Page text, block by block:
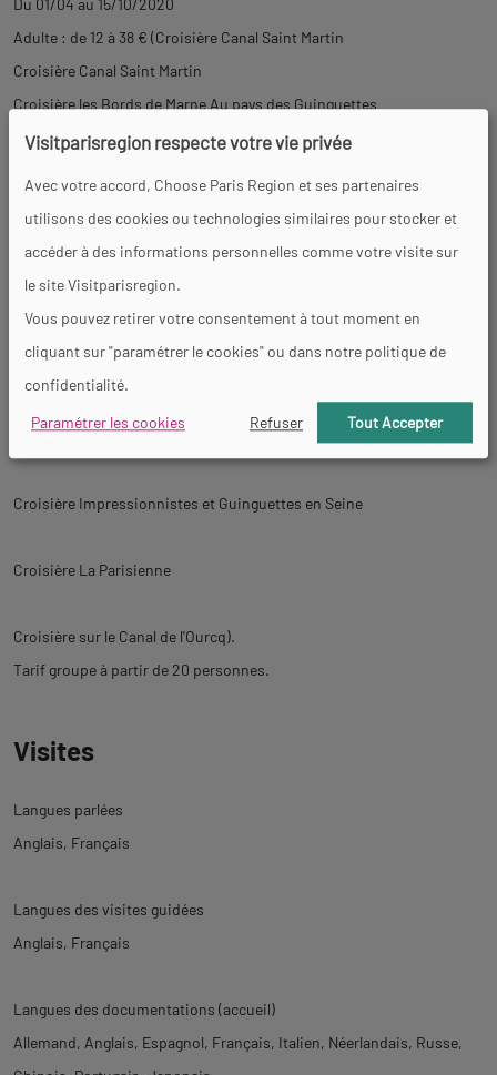
Du 01/04 au 15/10/2020
Adulte : de 12 à 38 € (Croisière Canal Saint Martin
Croisière Canal Saint Martin
Croisière les Bords de Marne Au pays des Guinguettes
Croisière les Bords de Marne Au pays des Guinguettes
Croisière Impressionnistes et Guinguettes en Seine
Croisière La Parisienne
Croisière sur le Canal de l'Ourcq).
Tarif groupe à partir de 20 personnes.
Visites
Langues parlées
Anglais Français
Langues des visites guidées
Anglais Français
Langues des documentations (accueil)
Allemand Anglais Espagnol Français Italien Néerlandais Russe
Visitparisregion respecte votre vie privée
Avec votre accord, Choose Paris Region et ses partenaires
utilisons des cookies ou technologies similaires pour stocker et
accéder à des informations personnelles comme votre visite sur
le site Visitparisregion.
Vous pouvez retirer votre consentement à tout moment en
cliquant sur "paramétrer le cookies" ou dans notre politique de
confidentialité.
Paramétrer les cookies
Refuser Tout Accepter